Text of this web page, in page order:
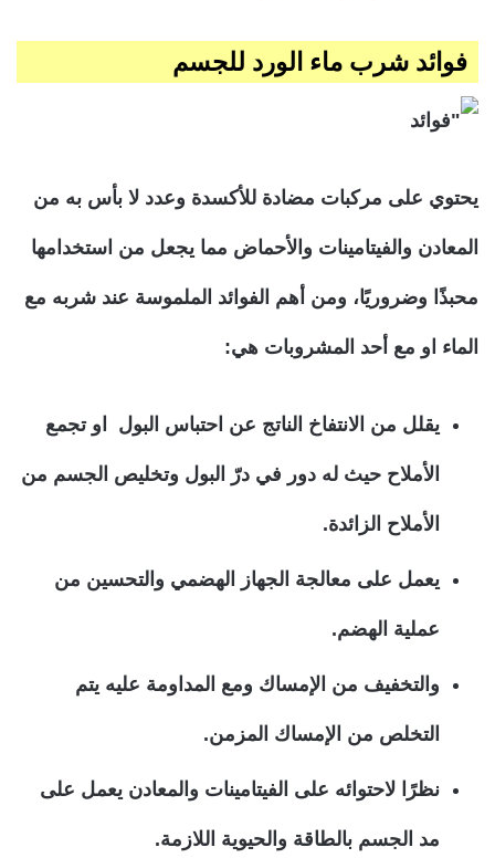
فوائد شرب ماء الورد للجسم
يحتوي على مركبات مضادة للأكسدة وعدد لا بأس به من
المعادن والفيتامينات والأحماض مما يجعل من استخدامها
محبذًا وضروريًا، ومن أهم الفوائد الملموسة عند شربه مع
الماء او مع أحد المشروبات هي:
يقلل من الانتفاخ الناتج عن احتباس البول او تجمع
الأملاح حيث له دور في درّ البول وتخليص الجسم من
الأملاح الزائدة.
يعمل على معالجة الجهاز الهضمي والتحسين من
عملية الهضم.
والتخفيف من الإمساك ومع المداومة عليه يتم
التخلص من الإمساك المزمن.
نظرًا لاحتوائه على الفيتامينات والمعادن يعمل على
مد الجسم بالطاقة والحيوية اللازمة.